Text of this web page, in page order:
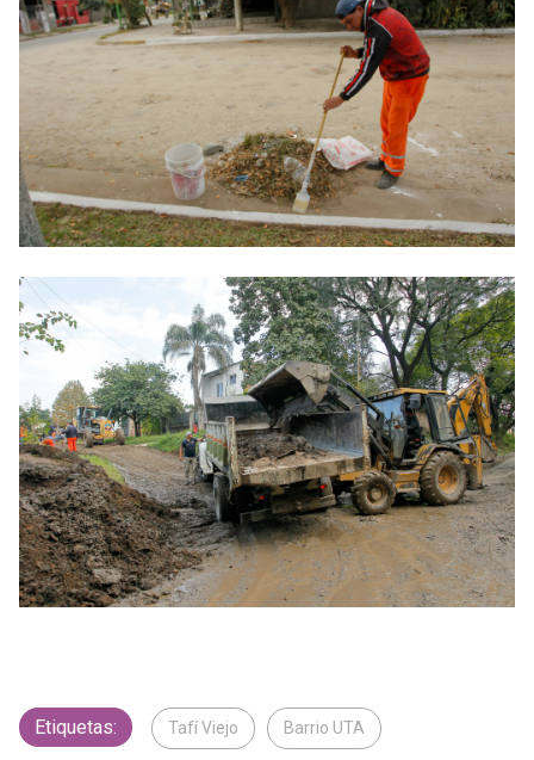
Etiquetas: Tafí Viejo Barrio UTA